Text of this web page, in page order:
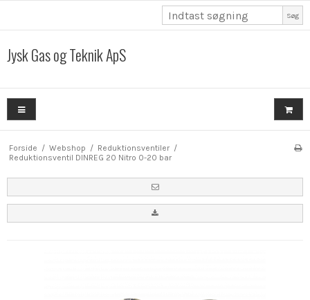
Søg
Jysk Gas og Teknik ApS
Forside / Webshop / Reduktionsventiler /
Reduktionsventil DINREG 20 Nitro 0-20 bar